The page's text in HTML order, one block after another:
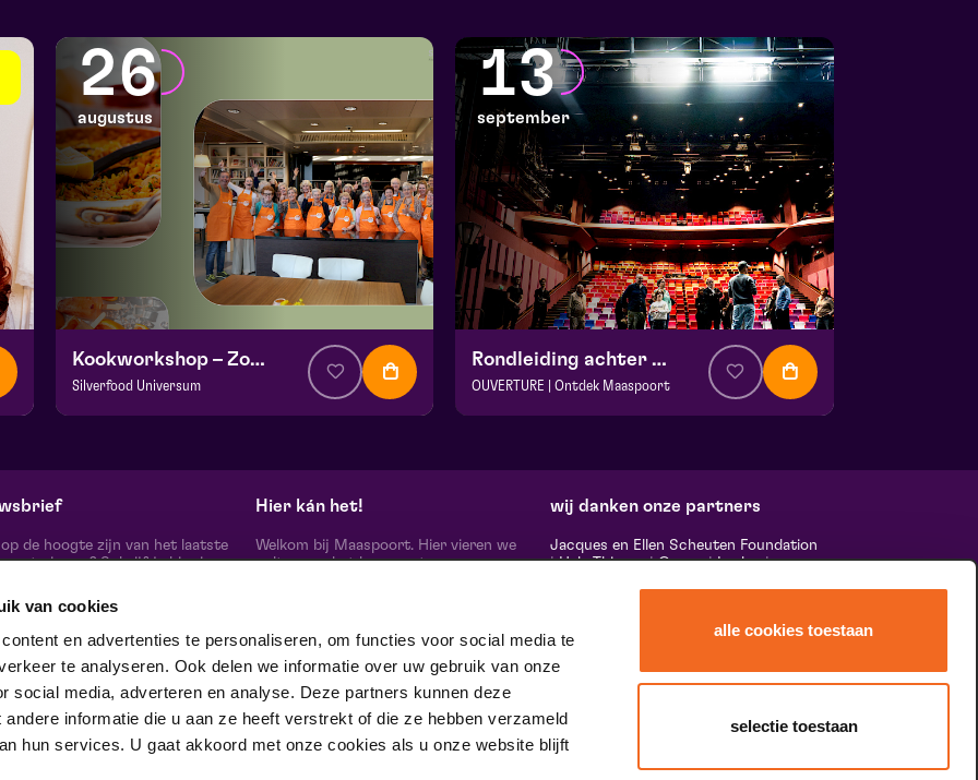
van cookies
en advertenties te personaliseren, om functies voor social media te
te analyseren. Ook delen we informatie over uw gebruik van onze
social media, adverteren en analyse. Deze partners kunnen deze
informatie die u aan ze heeft verstrekt of die ze hebben verzameld
hun services. U gaat akkoord met onze cookies als u onze website blijft
alle cookies toestaan
selectie toestaan
26
augustus
Kookworkshop – Zomer op je bord – Peel en Maas
Silverfood Universum
wo 26 augustus 2026 | 14:00
13
september
Rondleiding achter de schermen
OUVERTURE | Ontdek Maaspoort
zo 13 september 2026 | 12:00
de hoogte zijn van het laatste
nieuws? Schrijf je hier in
schrijf je in
op
Hier kán het!
Welkom bij Maaspoort. Hier vieren we
cultuur en het leven met een
echte verschil maak je samen’.
Winnaar van de Red Dot Award Brands
& Communication Design 2024 in de
categorie Corporate Design & Identity.
wij danken onze partners
Jacques en Ellen Scheuten Foundation
|Hela Thissen|Canon|Leolux|
Vostermans Companies| Unica
speciale dank aan